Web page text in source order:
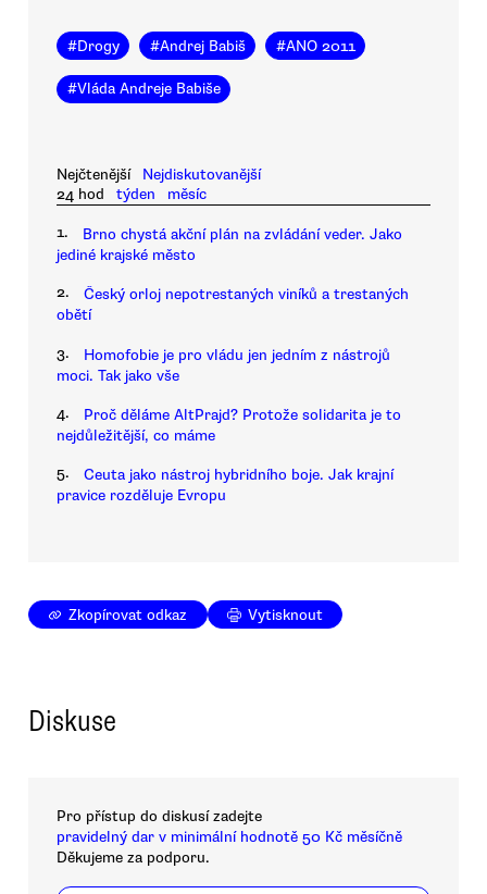
#Drogy #Andrej Babiš #ANO 2011
#Vláda Andreje Babiše
Nejčtenější
Nejdiskutovanější
24 hod
týden měsíc
1.
Brno chystá akční plán na zvládání veder. Jako
jediné krajské město
2.
Český orloj nepotrestaných viníků a trestaných
obětí
3.
Homofobie je pro vládu jen jedním z nástrojů
moci. Tak jako vše
4.
Proč děláme AltPrajd? Protože solidarita je to
nejdůležitější, co máme
5.
Ceuta jako nástroj hybridního boje. Jak krajní
pravice rozděluje Evropu
Zkopírovat odkaz Vytisknout
Diskuse
Pro přístup do diskusí zadejte
pravidelný dar v minimální hodnotě 50 Kč měsíčně
Děkujeme za podporu.